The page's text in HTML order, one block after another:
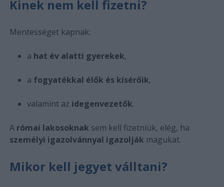
Kinek nem kell fizetni?
Mentességet kapnak:
a hat év alatti gyerekek,
a fogyatékkal élők és kísérőik,
valamint az idegenvezetők.
A római lakosoknak sem kell fizetniük, elég, ha
személyi igazolvánnyal igazolják magukat.
Mikor kell jegyet válltani?